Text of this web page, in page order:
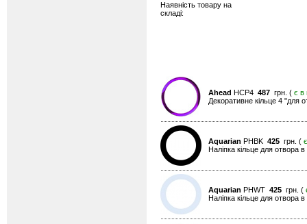
Наявність товару на
складі:
Ahead HCP4 487 грн. ( є в
Декоративне кільце 4 "для
Aquarian PHBK 425 грн. (
Наліпка кільце для отвора
Aquarian PHWT 425 грн. (
Наліпка кільце для отвора